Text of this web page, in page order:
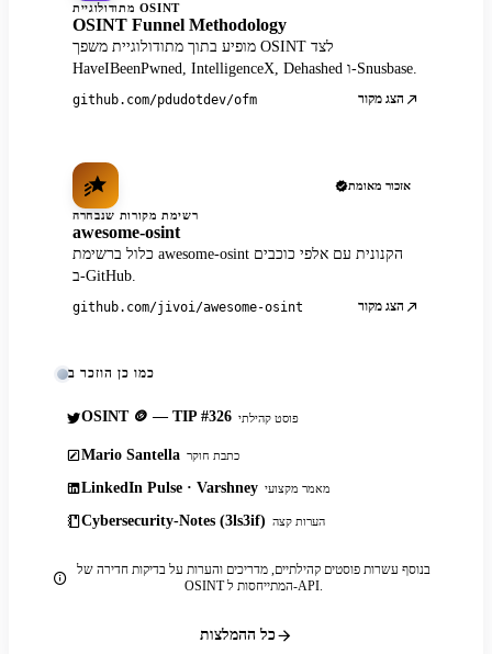
מתודולוגיית OSINT
OSINT Funnel Methodology
מופיע בתוך מתודולוגיית משפך OSINT לצד
HaveIBeenPwned, IntelligenceX, Dehashed ו-Snusbase.
github.com/pdudotdev/ofm הצג מקור
אזכור מאומת
רשימת מקורות שנבחרה
awesome-osint
כלול ברשימת awesome-osint הקנונית עם אלפי כוכבים
ב-GitHub.
github.com/jivoi/awesome-osint הצג מקור
כמו כן הוזכר ב
OSINT 🪙 — TIP #326 פוסט קהילתי
Mario Santella כתבת חוקר
LinkedIn Pulse · Varshney מאמר מקצועי
Cybersecurity-Notes (3ls3if) הערות קצה
בנוסף עשרות פוסטים קהילתיים, מדריכים והערות על בדיקות חדירה של
OSINT המתייחסות ל-API.
כל ההמלצות